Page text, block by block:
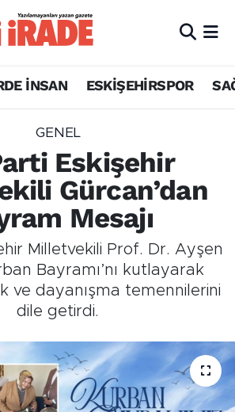
İNSAN ESKİŞEHİRSPOR
GENEL
Eskişehir
Gürcan’dan
Mesajı
Milletvekili Prof. Dr. Ayşen
Bayramı’nı kutlayarak
ve dayanışma temennilerini
dile getirdi.